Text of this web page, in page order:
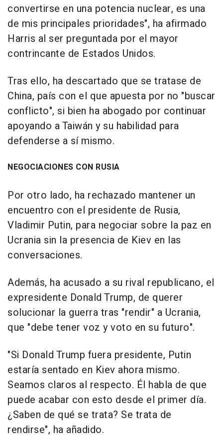
convertirse en una potencia nuclear, es una
de mis principales prioridades", ha afirmado
Harris al ser preguntada por el mayor
contrincante de Estados Unidos.
Tras ello, ha descartado que se tratase de
China, país con el que apuesta por no "buscar
conflicto", si bien ha abogado por continuar
apoyando a Taiwán y su habilidad para
defenderse a sí mismo.
NEGOCIACIONES CON RUSIA
Por otro lado, ha rechazado mantener un
encuentro con el presidente de Rusia,
Vladimir Putin, para negociar sobre la paz en
Ucrania sin la presencia de Kiev en las
conversaciones.
Además, ha acusado a su rival republicano, el
expresidente Donald Trump, de querer
solucionar la guerra tras "rendir" a Ucrania,
que "debe tener voz y voto en su futuro".
"Si Donald Trump fuera presidente, Putin
estaría sentado en Kiev ahora mismo.
Seamos claros al respecto. Él habla de que
puede acabar con esto desde el primer día.
¿Saben de qué se trata? Se trata de
rendirse", ha añadido.